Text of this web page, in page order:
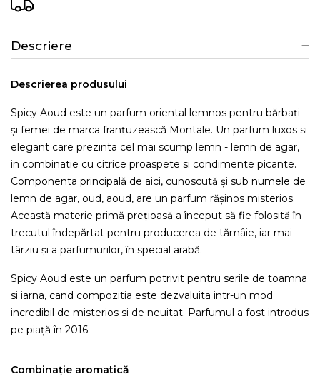
Descriere
Descrierea produsului
Spicy Aoud este un parfum oriental lemnos pentru bărbați
și femei de marca franțuzească Montale. Un parfum luxos si
elegant care prezinta cel mai scump lemn - lemn de agar,
in combinatie cu citrice proaspete si condimente picante.
Componenta principală de aici, cunoscută și sub numele de
lemn de agar, oud, aoud, are un parfum rășinos misterios.
Această materie primă prețioasă a început să fie folosită în
trecutul îndepărtat pentru producerea de tămâie, iar mai
târziu și a parfumurilor, în special arabă.
Spicy Aoud este un parfum potrivit pentru serile de toamna
si iarna, cand compozitia este dezvaluita intr-un mod
incredibil de misterios si de neuitat. Parfumul a fost introdus
pe piață în 2016.
Combinație aromatică